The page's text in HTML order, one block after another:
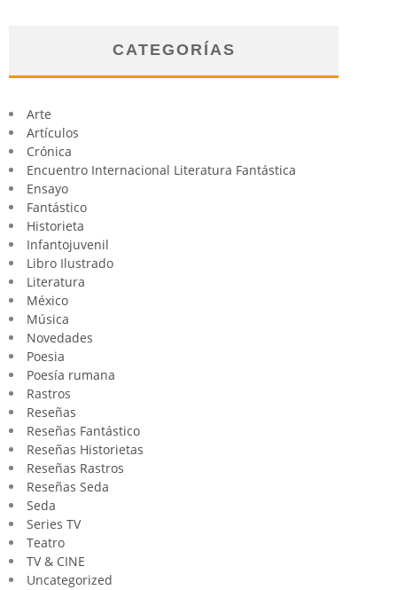
CATEGORÍAS
Arte
Artículos
Crónica
Encuentro Internacional Literatura Fantástica
Ensayo
Fantástico
Historieta
Infantojuvenil
Libro Ilustrado
Literatura
México
Música
Novedades
Poesia
Poesía rumana
Rastros
Reseñas
Reseñas Fantástico
Reseñas Historietas
Reseñas Rastros
Reseñas Seda
Seda
Series TV
Teatro
TV & CINE
Uncategorized